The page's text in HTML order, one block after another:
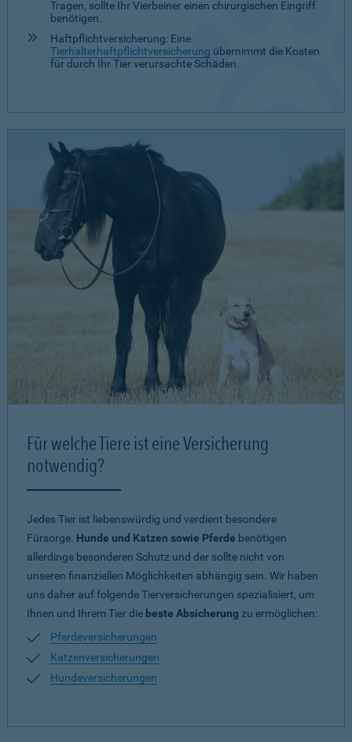
Tragen, sollte Ihr Vierbeiner einen chirurgischen Eingriff
benötigen.
Haftpflichtversicherung: Eine
Tierhalterhaftpflichtversicherung übernimmt die Kosten
für durch Ihr Tier verursachte Schäden.
Für welche Tiere ist eine Versicherung
notwendig?
Jedes Tier ist liebenswürdig und verdient besondere
Fürsorge. Hunde und Katzen sowie Pferde benötigen
allerdings besonderen Schutz und der sollte nicht von
unseren finanziellen Möglichkeiten abhängig sein. Wir haben
uns daher auf folgende Tierversicherungen spezialisiert, um
Ihnen und Ihrem Tier die beste Absicherung zu ermöglichen:
Pferdeversicherungen
Katzenversicherungen
Hundeversicherungen